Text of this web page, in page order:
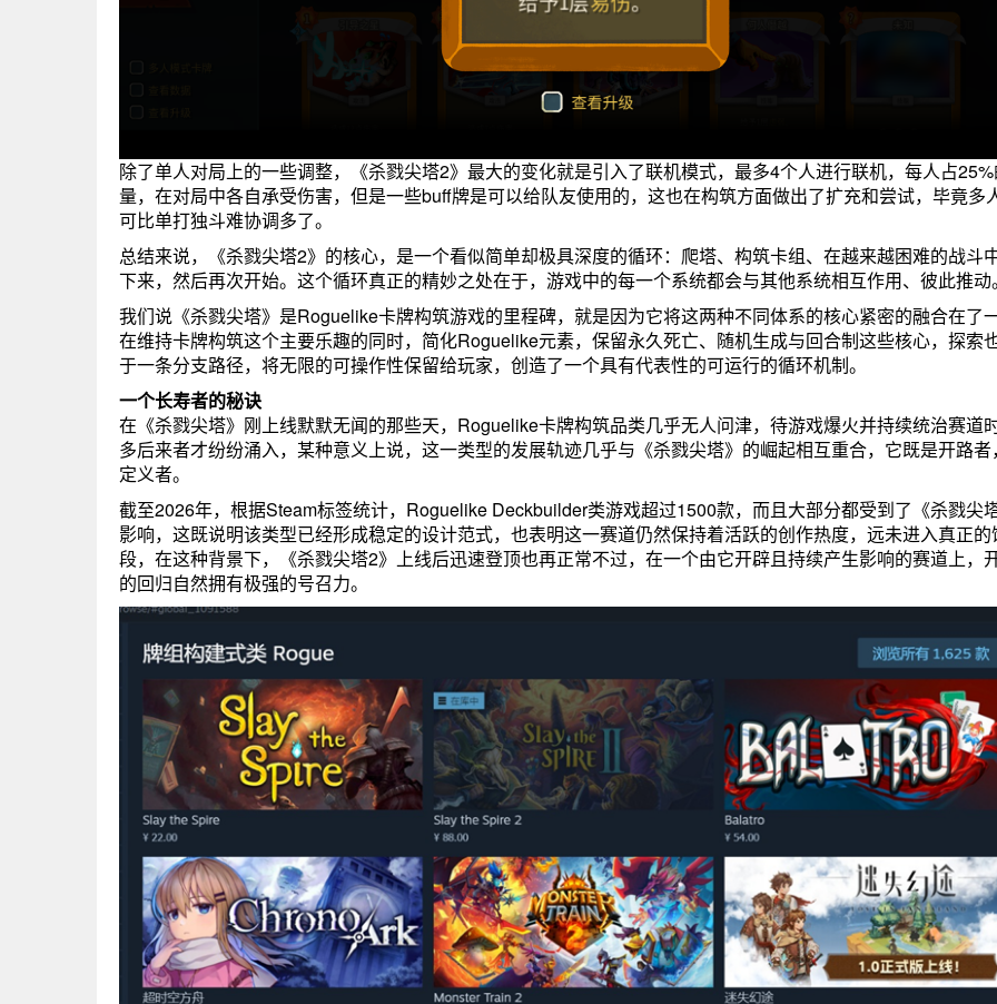
除了单人对局上的一些调整，《杀戮尖塔2》最大的变化就是引入了联机模式，最多4个人进行联机，每人占
量，在对局中各自承受伤害，但是一些buff牌是可以给队友使用的，这也在构筑方面做出了扩充和尝试，毕竟多
可比单打独斗难协调多了。
总结来说，《杀戮尖塔2》的核心，是一个看似简单却极具深度的循环：爬塔、构筑卡组、在越来越困难的战斗
下来，然后再次开始。这个循环真正的精妙之处在于，游戏中的每一个系统都会与其他系统相互作用、彼此推动
我们说《杀戮尖塔》是Roguelike卡牌构筑游戏的里程碑，就是因为它将这两种不同体系的核心紧密的融合在了
在维持卡牌构筑这个主要乐趣的同时，简化Roguelike元素，保留永久死亡、随机生成与回合制这些核心，探索
于一条分支路径，将无限的可操作性保留给玩家，创造了一个具有代表性的可运行的循环机制。
一个长寿者的秘诀
在《杀戮尖塔》刚上线默默无闻的那些天，Roguelike卡牌构筑品类几乎无人问津，待游戏爆火并持续统治赛道
多后来者才纷纷涌入，某种意义上说，这一类型的发展轨迹几乎与《杀戮尖塔》的崛起相互重合，它既是开路者
定义者。
截至2026年，根据Steam标签统计，Roguelike Deckbuilder类游戏超过1500款，而且大部分都受到了《杀戮尖
影响，这既说明该类型已经形成稳定的设计范式，也表明这一赛道仍然保持着活跃的创作热度，远未进入真正的
段，在这种背景下，《杀戮尖塔2》上线后迅速登顶也再正常不过，在一个由它开辟且持续产生影响的赛道上，
的回归自然拥有极强的号召力。